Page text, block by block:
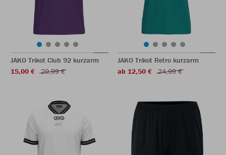
JAKO Trikot Club 92 kurzarm
15,00 €
29,99 €
JAKO Trikot Retro kurzarm
ab 12,50 €
24,99 €